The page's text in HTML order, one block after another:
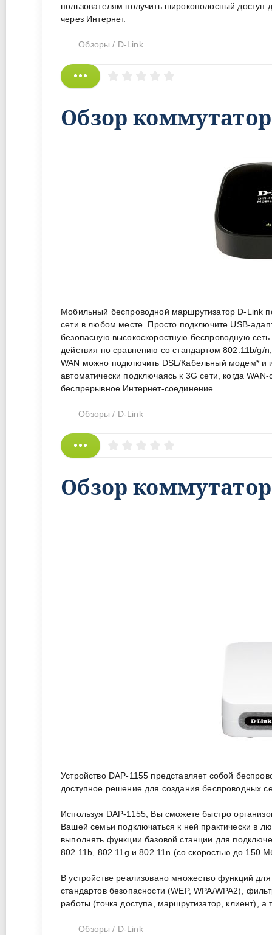
пользователям получить широкополосный
через Интернет.
Обзоры / D-Link
Обзор
Мобильный беспроводной маршрутизатор D-Link
сети в любом месте. Просто подключите USB-
безопасную высокоскоростную беспроводную
действия по сравнению со стандартом 802.11b/g/
WAN можно подключить DSL/Кабельный модем* и
автоматически подключаясь к 3G сети, когда
беспрерывное Интернет-соединение...
Обзоры / D-Link
Обзор
Устройство DAP-1155 представляет собой
доступное решение для создания беспроводных
Используя DAP-1155, Вы сможете быстро
Вашей семьи подключаться к ней практически в
выполнять функции базовой станции для
802.11b, 802.11g и 802.11n (со скоростью до 150
В устройстве реализовано множество функций
стандартов безопасности (WEP, WPA/WPA2),
работы (точка доступа, маршрутизатор, клиент), а
Обзоры / D-Link